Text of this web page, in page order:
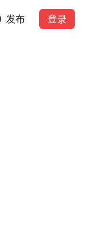
发布 登录